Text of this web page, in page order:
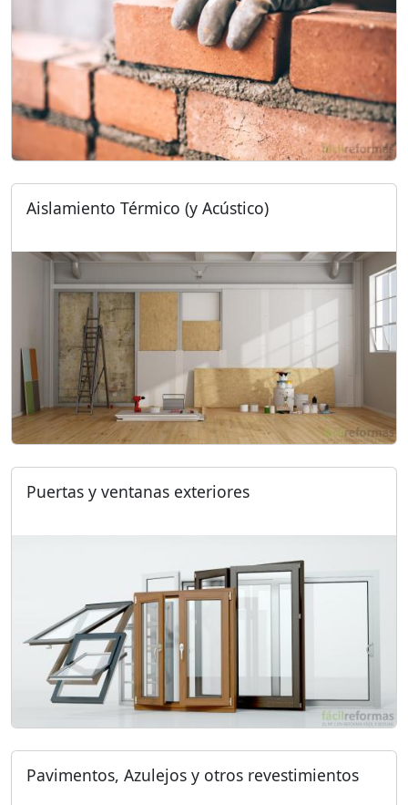
Aislamiento Térmico (y Acústico)
Puertas y ventanas exteriores
Pavimentos, Azulejos y otros revestimientos